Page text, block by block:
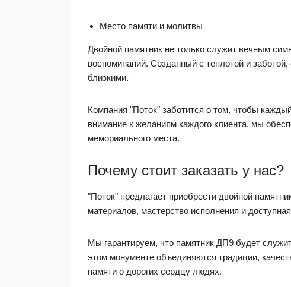
Место памяти и молитвы
Двойной памятник не только служит вечным
воспоминаний. Созданный с теплотой и
близкими.
Компания "Поток" заботится о том, чтобы
внимание к желаниям каждого клиента, мы
мемориального места.
Почему стоит заказать у нас?
"Поток" предлагает приобрести двойной
материалов, мастерство исполнения и
Мы гарантируем, что памятник ДП9 будет
этом монументе объединяются традиции,
памяти о дорогих сердцу людях.